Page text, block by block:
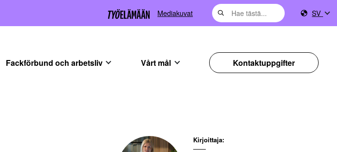
Mediakuvat SV
Fackförbund och arbetsliv Vårt mål Kontaktuppgifter
Kirjoittaja: